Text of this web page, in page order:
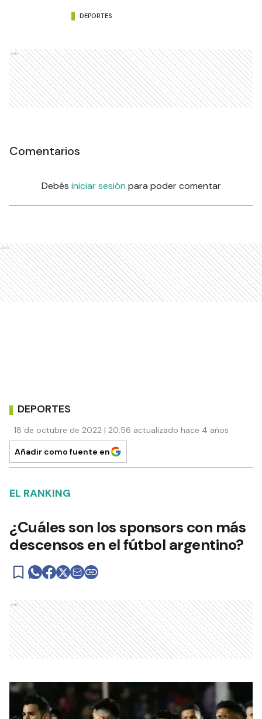
DEPORTES
Ads
Comentarios
Debés iniciar sesión para poder comentar
Ads
DEPORTES
18 de octubre de 2022 | 20:56 actualizado hace 4 años
Añadir como fuente en
EL RANKING
¿Cuáles son los sponsors con más
descensos en el fútbol argentino?
Ads